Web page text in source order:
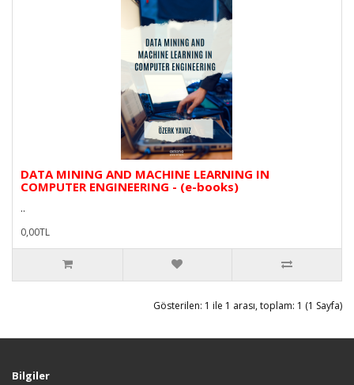
DATA MINING AND MACHINE LEARNING IN
COMPUTER ENGINEERING - (e-books)
..
0,00TL
Gösterilen: 1 ile 1 arası, toplam: 1 (1 Sayfa)
Bilgiler